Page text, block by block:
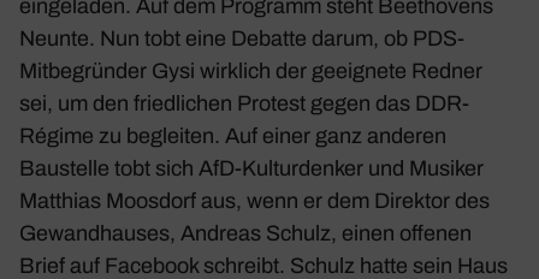
einge­laden. Auf dem Programm steht Beet­ho­vens
Neunte. Nun tobt eine Debatte darum, ob PDS-
Mitbe­gründer Gysi wirk­lich der geeig­nete Redner
sei, um den fried­li­chen Protest gegen das DDR-
Régime zu begleiten. Auf einer ganz anderen
Baustelle tobt sich AfD-Kultur­denker und Musiker
Matthias Moos­dorf aus, wenn er dem Direktor des
Gewand­hauses, Andreas Schulz, einen offenen
Brief auf Face­book schreibt. Schulz hatte sein Haus